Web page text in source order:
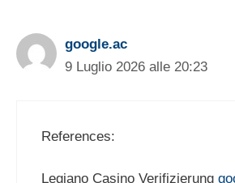
google.ac
9 Luglio 2026 alle 20:23
References:
Legiano Casino Verifizierung